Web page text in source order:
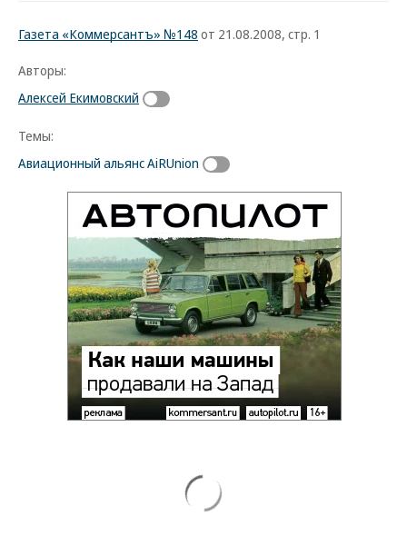
Газета «Коммерсантъ» №148 от 21.08.2008, стр. 1
Авторы:
Алексей Екимовский
Темы:
Авиационный альянс AiRUnion